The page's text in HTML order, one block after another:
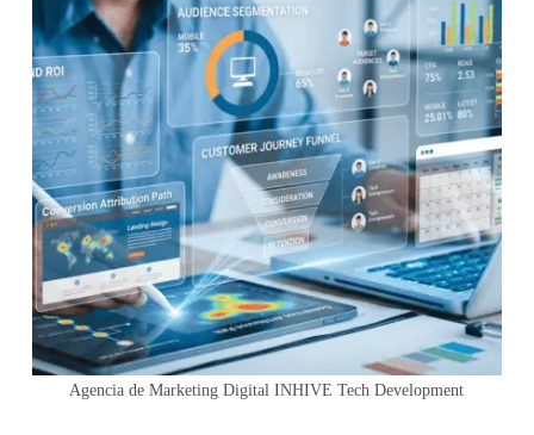
Agencia de Marketing Digital INHIVE Tech Development